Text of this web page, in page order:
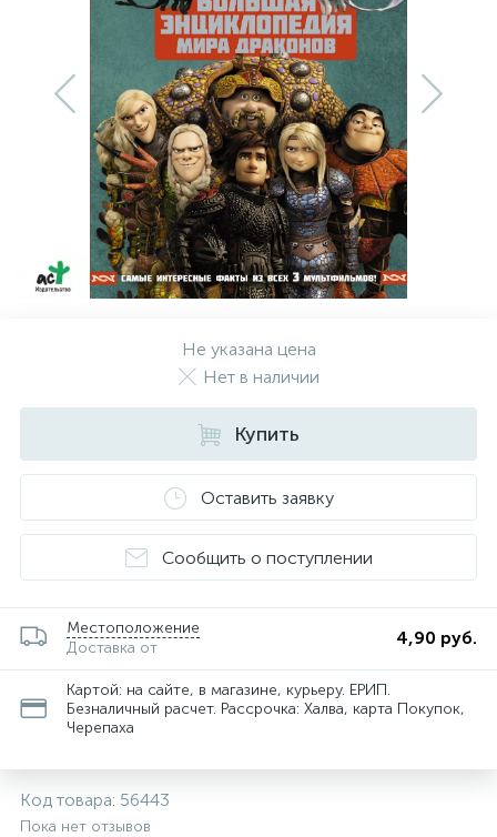
Не указана цена
Нет в наличии
Купить
Оставить заявку
Сообщить о поступлении
Местоположение
Доставка от
4,90 руб.
Картой: на сайте, в магазине, курьеру. ЕРИП.
Безналичный расчет. Рассрочка: Халва, карта Покупок,
Черепаха
Код товара: 56443
Пока нет отзывов